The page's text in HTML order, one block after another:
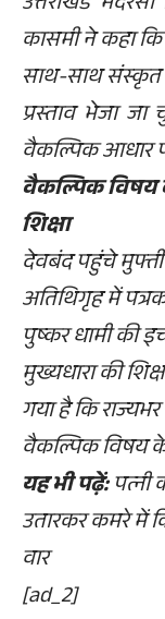
कासमी ने कहा
साथ-साथ संस्कृत
प्रस्ताव भेजा
वैकल्पिक आधार
वैकल्पिक विषय
शिक्षा
देवबंद पहुंचे
अतिथिगृह में
पुष्कर धामी की
मुख्यधारा की
गया है कि
वैकल्पिक विषय
यह भी पढ़ें:
उतारकर कमरे में
वार
[ad_2]